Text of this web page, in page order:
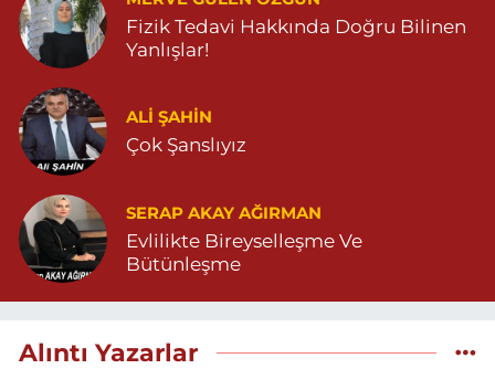
Fizik Tedavi Hakkında Doğru Bilinen
Yanlışlar!
ALI ŞAHİN
Çok Şanslıyız
SERAP AKAY AĞIRMAN
Evlilikte Bireyselleşme Ve
Bütünleşme
Alıntı Yazarlar